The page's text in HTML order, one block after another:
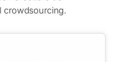
crowdsourcing.